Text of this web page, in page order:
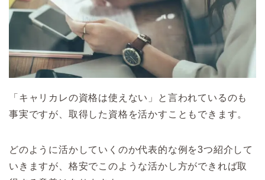
「キャリカレの資格は使えない」と言われているのも
事実ですが、取得した資格を活かすこともできます。
どのように活かしていくのか代表的な例を3つ紹介して
いきますが、格安でこのような活かし方ができれば取